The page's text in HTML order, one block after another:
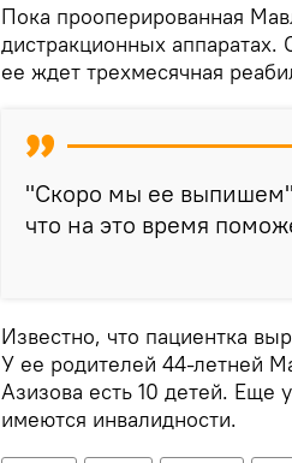
Пока прооперированная
дистракционных
ее ждет трехмесячная
"Скоро мы ее
что на это время
Известно, что пациентка
У ее родителей 44-летней
Азизова есть 10 детей. Еще
имеются инвалидности.